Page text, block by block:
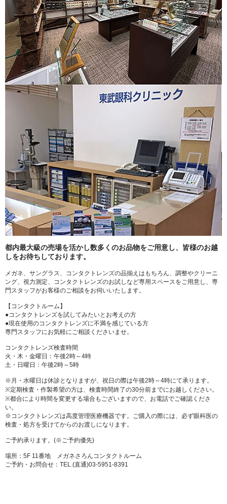
都内最大級の売場を活かし数多くのお品物をご用意し、皆様のお越
しをお待ちしております。
メガネ、サングラス、コンタクトレンズの品揃えはもちろん、調整やクリーニ
ング、視力測定、コンタクトレンズのお試しなど専用スペースをご用意し、専
門スタッフがお客様のご相談をお伺いいたします。
【コンタクトルーム】
●コンタクトレンズを試してみたいとお考えの方
●現在使用のコンタクトレンズに不満を感じている方
専門スタッフにお気軽にご相談くださいませ。
コンタクトレンズ検査時間
火・木・金曜日：午後2時～4時
土・日曜日：午後2時～5時
※月・水曜日は休診となりますが、祝日の際は午後2時～4時にて承ります。
※定期検査・作製希望の方は、検査時間終了の30分前までにお越しください。
※都合により時間を変更する場合もございますので、お電話でご確認くださ
い。
※コンタクトレンズは高度管理医療機器です。ご購入の際には、必ず眼科医の
検査・処方を受けてからのお渡しになります。
ご予約承ります。(※ご予約優先)
場所：5F 11番地 メガネさろんコンタクトルーム
ご予約・お問合せ：TEL.(直通)03-5951-8391